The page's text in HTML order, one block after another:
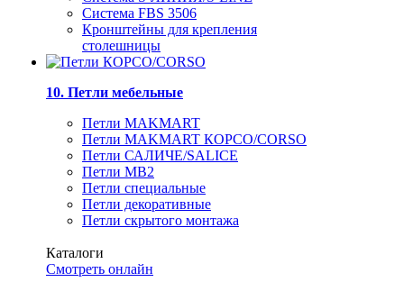
Система FBS 3506
Кронштейны для крепления
столешницы
10. Петли мебельные
Петли MAKMART
Петли MAKMART КОРСО/CORSO
Петли САЛИЧЕ/SALICE
Петли MB2
Петли специальные
Петли декоративные
Петли скрытого монтажа
Каталоги
Смотреть онлайн